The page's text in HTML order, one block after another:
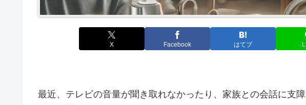
X Facebook はてブ
最近、テレビの音量が聞き取れなかったり、家族との会話に支